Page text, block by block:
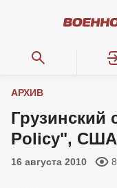
АРХИВ
Грузинский
Policy",
16 августа 2010